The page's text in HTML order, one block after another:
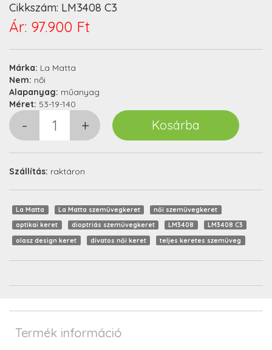
Cikkszám: LM3408 C3
Ár: 97.900 Ft
Márka: La Matta
Nem: női
Alapanyag: műanyag
Méret: 53-19-140
Szállítás: raktáron
La Matta La Matta szemüvegkeret
női szemüvegkeret
optikai keret
dioptriás szemüvegkeret LM3408
LM3408 C3
olasz design keret
divatos női keret teljes keretes szemüveg
Termék információ